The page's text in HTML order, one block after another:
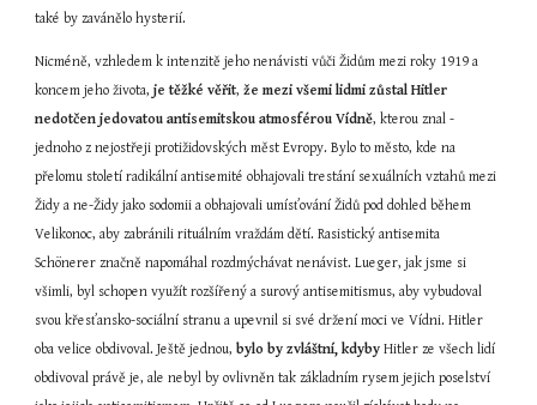
také by zavánělo hysterií.
Nicméně, vzhledem k intenzitě jeho nenávisti vůči Židům mezi roky 1919 a
koncem jeho života, je těžké věřit, že mezi všemi lidmi zůstal Hitler
nedotčen jedovatou antisemitskou atmosférou Vídně, kterou znal -
jednoho z nejostřeji protižidovských měst Evropy. Bylo to město, kde na
přelomu století radikální antisemité obhajovali trestání sexuálních vztahů mezi
Židy a ne-Židy jako sodomii a obhajovali umísťování Židů pod dohled během
Velikonoc, aby zabránili rituálním vraždám dětí. Rasistický antisemita
Schönerer značně napomáhal rozdmýchávat nenávist. Lueger, jak jsme si
všimli, byl schopen využít rozšířený a surový antisemitismus, aby vybudoval
svou křesťansko-sociální stranu a upevnil si své držení moci ve Vídni. Hitler
oba velice obdivoval. Ještě jednou, bylo by zvláštní, kdyby Hitler ze všech lidí
obdivoval právě je, ale nebyl by ovlivněn tak základním rysem jejich poselství